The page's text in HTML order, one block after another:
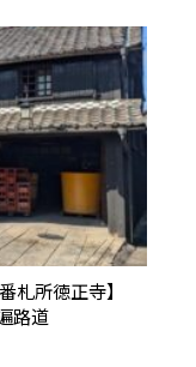
札所徳正寺】
路道